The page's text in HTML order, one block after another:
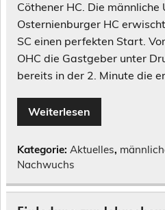
Cöthener HC. Die männliche
Osternienburger HC
SC einen perfekten Start.
OHC die Gastgeber unter
bereits in der 2. Minute die
Weiterlesen
Kategorie: Aktuelles,
Nachwuchs